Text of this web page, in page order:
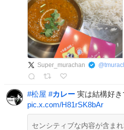
Super_murachan @
#松屋 #カレー 実は結構好
pic.x.com/H81rSK8bAr
センシティブな内容が含ま